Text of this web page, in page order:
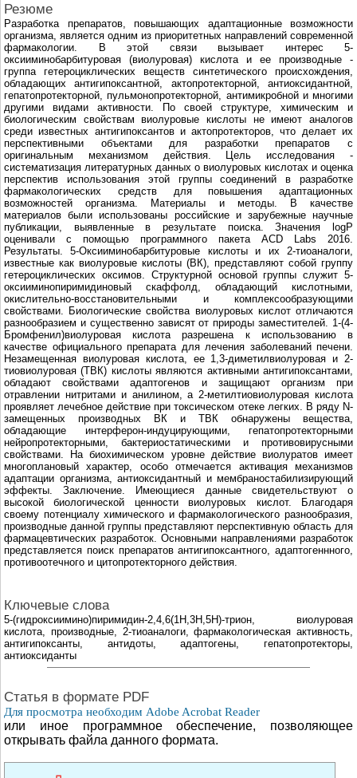
Резюме
Разработка препаратов, повышающих адаптационные возможности
организма, является одним из приоритетных направлений современной
фармакологии. В этой связи вызывает интерес 5-
оксииминобарбитуровая (виолуровая) кислота и ее производные -
группа гетероциклических веществ синтетического происхождения,
обладающих антигипоксантной, актопротекторной, антиоксидантной,
гепатопротекторной, пульмонопротекторной, антимикробной и многими
другими видами активности. По своей структуре, химическим и
биологическим свойствам виолуровые кислоты не имеют аналогов
среди известных антигипоксантов и актопротекторов, что делает их
перспективными объектами для разработки препаратов с
оригинальным механизмом действия. Цель исследования -
систематизация литературных данных о виолуровых кислотах и оценка
перспектив использования этой группы соединений в разработке
фармакологических средств для повышения адаптационных
возможностей организма. Материалы и методы. В качестве
материалов были использованы российские и зарубежные научные
публикации, выявленные в результате поиска. Значения logP
оценивали с помощью программного пакета ACD Labs 2016.
Результаты. 5-Оксииминобарбитуровые кислоты и их 2-тиоаналоги,
известные как виолуровые кислоты (ВК), представляют собой группу
гетероциклических оксимов. Структурной основой группы служит 5-
оксииминопиримидиновый скаффолд, обладающий кислотными,
окислительно-восстановительными и комплексообразующими
свойствами. Биологические свойства виолуровых кислот отличаются
разнообразием и существенно зависят от природы заместителей. 1-(4-
Бромфенил)виолуровая кислота разрешена к использованию в
качестве официального препарата для лечения заболеваний печени.
Незамещенная виолуровая кислота, ее 1,3-диметилвиолуровая и 2-
тиовиолуровая (ТВК) кислоты являются активными антигипоксантами,
обладают свойствами адаптогенов и защищают организм при
отравлении нитритами и анилином, а 2-метилтиовиолуровая кислота
проявляет лечебное действие при токсическом отеке легких. В ряду N-
замещенных производных ВК и ТВК обнаружены вещества,
обладающие интерферон-индуцирующими, гепатопротекторными
нейропротекторными, бактериостатическими и противовирусными
свойствами. На биохимическом уровне действие виолуратов имеет
многоплановый характер, особо отмечается активация механизмов
адаптации организма, антиоксидантный и мембраностабилизирующий
эффекты. Заключение. Имеющиеся данные свидетельствуют о
высокой биологической ценности виолуровых кислот. Благодаря
своему потенциалу химического и фармакологического разнообразия,
производные данной группы представляют перспективную область для
фармацевтических разработок. Основными направлениями разработок
представляется поиск препаратов антигипоксантного, адаптогеннного,
противоотечного и цитопротекторного действия.
Ключевые слова
5-(гидроксиимино)пиримидин-2,4,6(1H,3H,5H)-трион, виолуровая
кислота, производные, 2-тиоаналоги, фармакологическая активность,
антигипоксанты, антидоты, адаптогены, гепатопротекторы,
антиоксиданты
Cтатья в формате PDF
Для просмотра необходим Adobe Acrobat Reader
или иное программное обеспечение, позволяющее
открывать файла данного формата.